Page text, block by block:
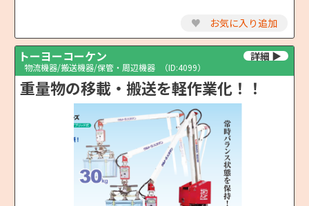
♥ お気に入り追加
トーヨーコーケン
物流機器/搬送機器/保管・周辺機器 （ID:4099）
重量物の移載・搬送を軽作業化！！